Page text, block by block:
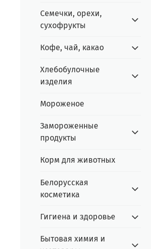
Семечки, орехи,
сухофрукты
Кофе, чай, какао
Хлебобулочные
изделия
Мороженое
Замороженные
продукты
Корм для животных
Белорусская
косметика
Гигиена и здоровье
Бытовая химия и